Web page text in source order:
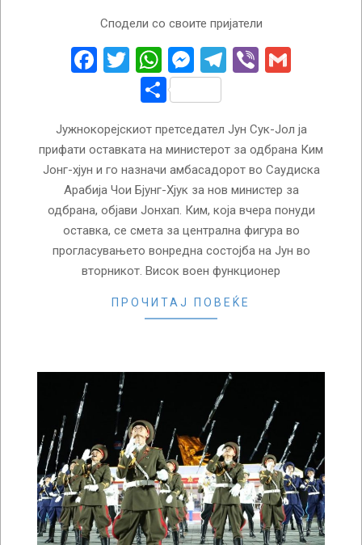
Сподели со своите пријатели
Facebook
Twitter
WhatsApp
Messenger
Telegram
Viber
Share
Јужнокорејскиот претседател Јун Сук-Јол ја
прифати оставката на министерот за одбрана Ким
Јонг-хјун и го назначи амбасадорот во Саудиска
Арабија Чои Бјунг-Хјук за нов министер за
одбрана, објави Јонхап. Ким, која вчера понуди
оставка, се смета за централна фигура во
прогласувањето вонредна состојба на Јун во
вторникот. Висок воен функционер
ПРОЧИТАЈ ПОВЕЌЕ